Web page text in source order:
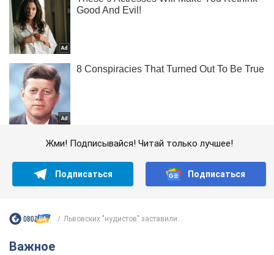
Жми! Подписывайся! Читай только лучшее!
Подписаться Подписаться
Львовских "нудистов" заставили...
Важное